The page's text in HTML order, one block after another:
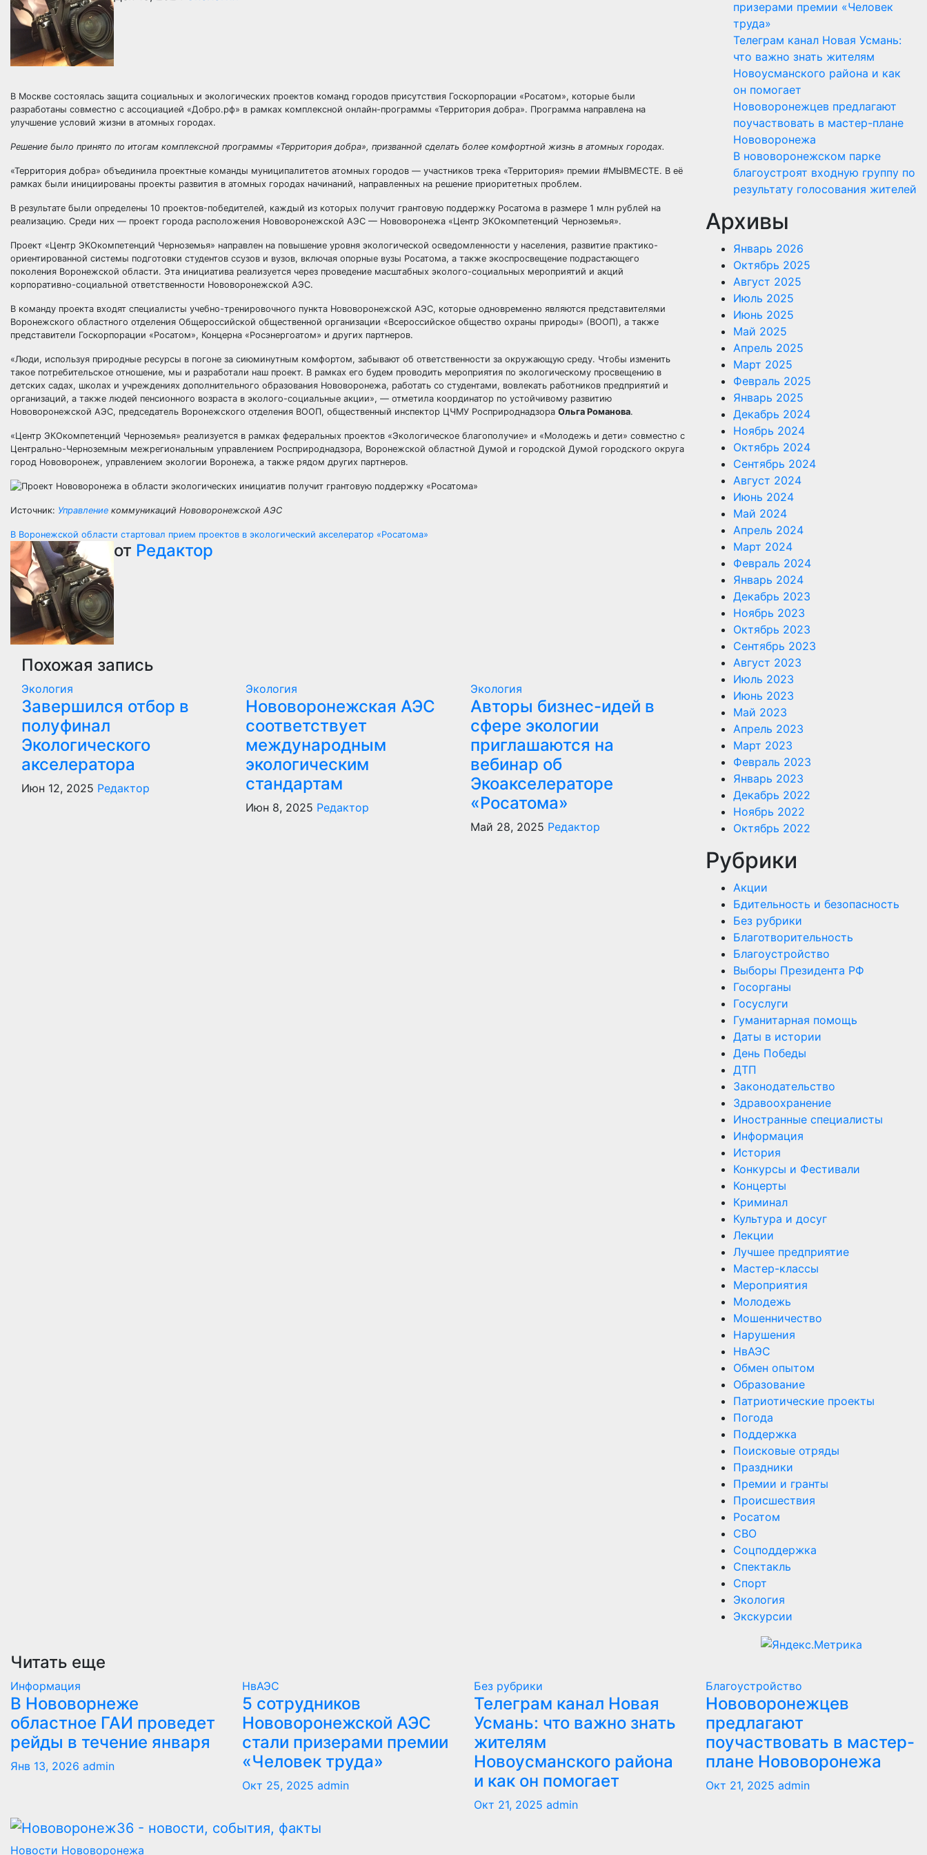
В Москве состоялась защита социальных и экологических проектов команд городов присутствия Госкорпорации «Росатом», которые были
разработаны совместно с ассоциацией «Добро.рф» в рамках комплексной онлайн-программы «Территория добра». Программа направлена на
улучшение условий жизни в атомных городах.
Решение было принято по итогам комплексной программы «Территория добра», призванной сделать более комфортной жизнь в атомных городах.
«Территория добра» объединила проектные команды муниципалитетов атомных городов — участников трека «Территория» премии #МЫВМЕСТЕ. В её
рамках были инициированы проекты развития в атомных городах начинаний, направленных на решение приоритетных проблем.
В результате были определены 10 проектов-победителей, каждый из которых получит грантовую поддержку Росатома в размере 1 млн рублей на
реализацию. Среди них — проект города расположения Нововоронежской АЭС — Нововоронежа «Центр ЭКОкомпетенций Черноземья».
Проект «Центр ЭКОкомпетенций Черноземья» направлен на повышение уровня экологической осведомленности у населения, развитие практико-
ориентированной системы подготовки студентов ссузов и вузов, включая опорные вузы Росатома, а также экоспросвещение подрастающего
поколения Воронежской области. Эта инициатива реализуется через проведение масштабных эколого-социальных мероприятий и акций
корпоративно-социальной ответственности Нововоронежской АЭС.
В команду проекта входят специалисты учебно-тренировочного пункта Нововоронежской АЭС, которые одновременно являются представителями
Воронежского областного отделения Общероссийской общественной организации «Всероссийское общество охраны природы» (ВООП), а также
представители Госкорпорации «Росатом», Концерна «Росэнергоатом» и других партнеров.
«Люди, используя природные ресурсы в погоне за сиюминутным комфортом, забывают об ответственности за окружающую среду. Чтобы изменить
такое потребительское отношение, мы и разработали наш проект. В рамках его будем проводить мероприятия по экологическому просвещению в
детских садах, школах и учреждениях дополнительного образования Нововоронежа, работать со студентами, вовлекать работников предприятий и
организаций, а также людей пенсионного возраста в эколого-социальные акции», — отметила координатор по устойчивому развитию
Нововоронежской АЭС, председатель Воронежского отделения ВООП, общественный инспектор ЦЧМУ Росприроднадзора Ольга Романова.
«Центр ЭКОкомпетенций Черноземья» реализуется в рамках федеральных проектов «Экологическое благополучие» и «Молодежь и дети» совместно с
Центрально-Черноземным межрегиональным управлением Росприроднадзора, Воронежской областной Думой и городской Думой городского округа
город Нововоронеж, управлением экологии Воронежа, а также рядом других партнеров.
Источник: Управление коммуникаций Нововоронежской АЭС
Навигация
по
записям
В Воронежской области стартовал прием проектов в экологический акселератор «Росатома»
от Редактор
Похожая запись
Экология
Завершился отбор в
полуфинал
Экологического
акселератора
Июн 12, 2025 Редактор
Экология
Нововоронежская АЭС
соответствует
международным
экологическим
стандартам
Июн 8, 2025 Редактор
Экология
Авторы бизнес-идей в
сфере экологии
приглашаются на
вебинар об
Экоакселераторе
«Росатома»
Май 28, 2025 Редактор
призерами премии «Человек
труда»
Телеграм канал Новая Усмань:
что важно знать жителям
Новоусманского района и как
он помогает
Нововоронежцев предлагают
поучаствовать в мастер-плане
Нововоронежа
В нововоронежском парке
благоустроят входную группу по
результату голосования жителей
Архивы
Январь 2026
Октябрь 2025
Август 2025
Июль 2025
Июнь 2025
Май 2025
Апрель 2025
Март 2025
Февраль 2025
Январь 2025
Декабрь 2024
Ноябрь 2024
Октябрь 2024
Сентябрь 2024
Август 2024
Июнь 2024
Май 2024
Апрель 2024
Март 2024
Февраль 2024
Январь 2024
Декабрь 2023
Ноябрь 2023
Октябрь 2023
Сентябрь 2023
Август 2023
Июль 2023
Июнь 2023
Май 2023
Апрель 2023
Март 2023
Февраль 2023
Январь 2023
Декабрь 2022
Ноябрь 2022
Октябрь 2022
Рубрики
Акции
Бдительность и безопасность
Без рубрики
Благотворительность
Благоустройство
Выборы Президента РФ
Госорганы
Госуслуги
Гуманитарная помощь
Даты в истории
День Победы
ДТП
Законодательство
Здравоохранение
Иностранные специалисты
Информация
История
Конкурсы и Фестивали
Концерты
Криминал
Культура и досуг
Лекции
Лучшее предприятие
Мастер-классы
Мероприятия
Молодежь
Мошенничество
Нарушения
НвАЭС
Обмен опытом
Образование
Патриотические проекты
Погода
Поддержка
Поисковые отряды
Праздники
Премии и гранты
Происшествия
Росатом
СВО
Соцподдержка
Спектакль
Спорт
Экология
Экскурсии
Читать еще
Информация
В Нововорнеже
областное ГАИ проведет
рейды в течение января
Янв 13, 2026 admin
НвАЭС
5 сотрудников
Нововоронежской АЭС
стали призерами премии
«Человек труда»
Окт 25, 2025 admin
Без рубрики
Телеграм канал Новая
Усмань: что важно знать
жителям
Новоусманского района
и как он помогает
Окт 21, 2025 admin
Благоустройство
Нововоронежцев
предлагают
поучаствовать в мастер-
плане Нововоронежа
Окт 21, 2025 admin
Новости Нововоронежа